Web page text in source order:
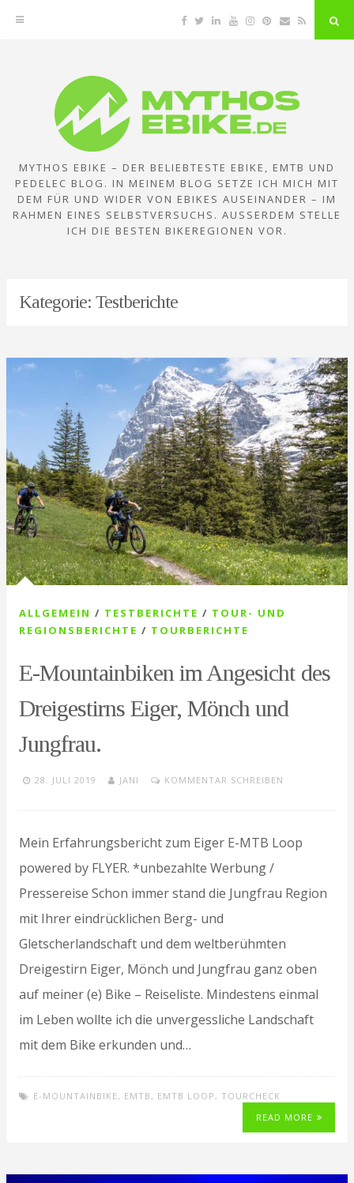
Facebook
TwitterLinkedinYouTubeInstagram
Pinterest
EmailRSS
MYTHOS EBIKE – DER BELIEBTESTE EBIKE, EMTB UND
PEDELEC BLOG. IN MEINEM BLOG SETZE ICH MICH MIT
DEM FÜR UND WIDER VON EBIKES AUSEINANDER – IM
RAHMEN EINES SELBSTVERSUCHS. AUSSERDEM STELLE I
CH DIE BESTEN BIKEREGIONEN VOR.
Kategorie: Testberichte
ALLGEMEIN / TESTBERICHTE / TOUR- UND
REGIONSBERICHTE / TOURBERICHTE
E-Mountainbiken im Angesicht des
Dreigestirns Eiger, Mönch und
Jungfrau.
28. JULI 2019 JANI KOMMENTAR SCHREIBEN
Mein Erfahrungsbericht zum Eiger E-MTB Loop
powered by FLYER. *unbezahlte Werbung /
Pressereise Schon immer stand die Jungfrau Region
mit Ihrer eindrücklichen Berg- und
Gletscherlandschaft und dem weltberühmten
Dreigestirn Eiger, Mönch und Jungfrau ganz oben
auf meiner (e) Bike – Reiseliste. Mindestens einmal
im Leben wollte ich die unvergessliche Landschaft
mit dem Bike erkunden und…
E-MOUNTAINBIKE , EMTB , EMTB LOOP , TOURCHECK
READ MORE